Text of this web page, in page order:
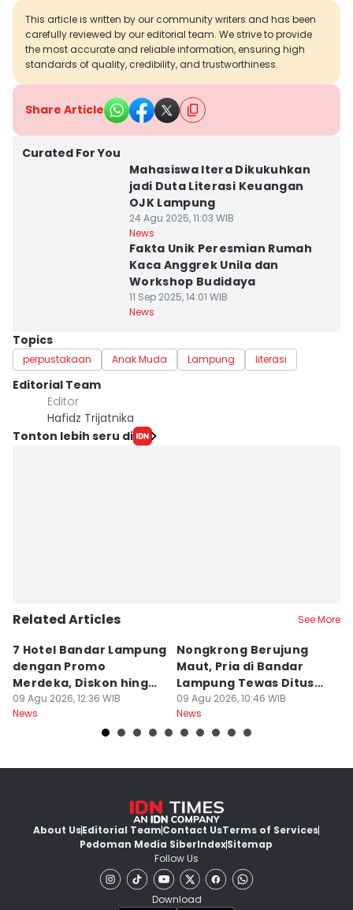
This article is written by our community writers and has been
carefully reviewed by our editorial team. We strive to provide
the most accurate and reliable information, ensuring high
standards of quality, credibility, and trustworthiness.
Share Article
Curated For You
Mahasiswa Itera Dikukuhkan
jadi Duta Literasi Keuangan
OJK Lampung
24 Agu 2025, 11:03 WIB
News
Fakta Unik Peresmian Rumah
Kaca Anggrek Unila dan
Workshop Budidaya
11 Sep 2025, 14:01 WIB
News
Topics
perpustakaan Anak Muda Lampung literasi
Editorial Team
Editor
Hafidz Trijatnika
Tonton lebih seru di
Related Articles See More
7 Hotel Bandar Lampung
dengan Promo
Merdeka, Diskon hingga
50 Persen
09 Agu 2026, 12:36 WIB
News
Nongkrong Berujung
Maut, Pria di Bandar
Lampung Tewas Ditusuk
Teman
09 Agu 2026, 10:46 WIB
News
About UsEditorial TeamContact UsTerms of Services
Pedoman Media SiberIndexSitemap
Follow Us
Download